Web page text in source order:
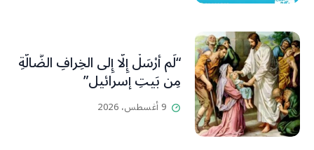
“لَم أُرْسَلْ إِلَّا إِلى الخِرافِ الضَّالَّةِ
مِن بَيتِ إسرائيل”
9 أغسطس، 2026